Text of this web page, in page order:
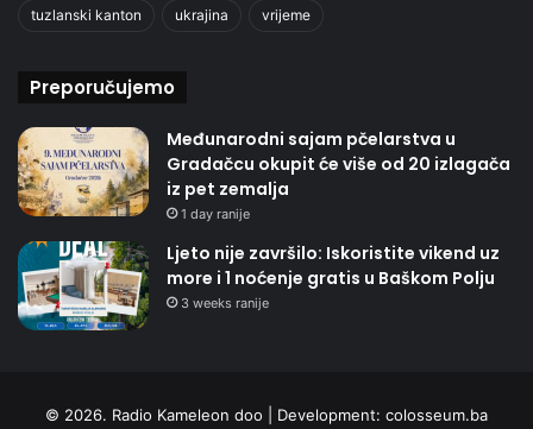
tuzlanski kanton ukrajina vrijeme
Preporučujemo
Međunarodni sajam pčelarstva u
Gradačcu okupit će više od 20 izlagača
iz pet zemalja
1 day ranije
Ljeto nije završilo: Iskoristite vikend uz
more i 1 noćenje gratis u Baškom Polju
3 weeks ranije
© 2026. Radio Kameleon doo | Development: colosseum.ba